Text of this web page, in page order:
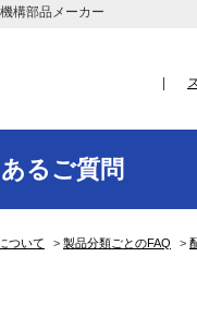
構部品メーカー
るご質問
ついて > 製品分類ごとのFAQ >